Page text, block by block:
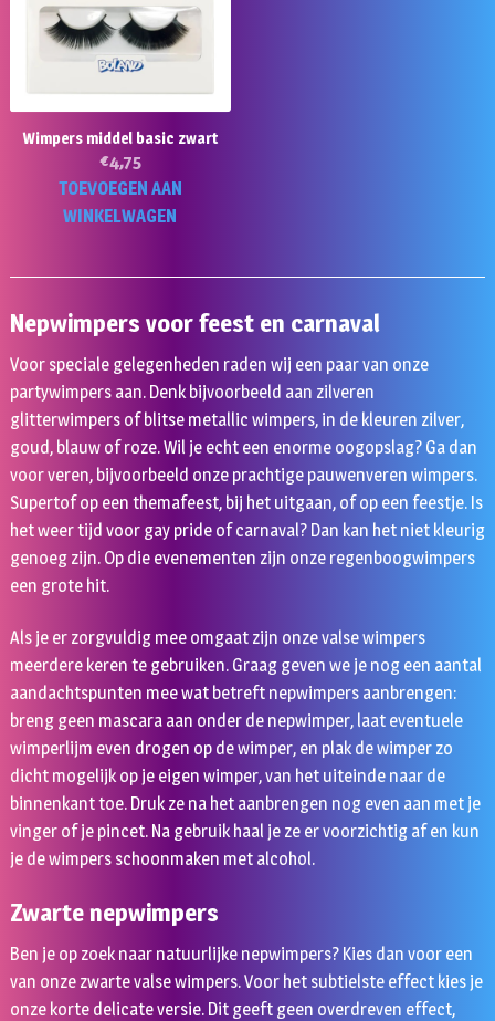
Wimpers middel basic zwart
€4,75
TOEVOEGEN AAN
WINKELWAGEN
Nepwimpers voor feest en carnaval
Voor speciale gelegenheden raden wij een paar van onze
partywimpers aan. Denk bijvoorbeeld aan zilveren
glitterwimpers of blitse metallic wimpers, in de kleuren zilver,
goud, blauw of roze. Wil je echt een enorme oogopslag? Ga dan
voor veren, bijvoorbeeld onze prachtige pauwenveren wimpers.
Supertof op een themafeest, bij het uitgaan, of op een feestje. Is
het weer tijd voor gay pride of carnaval? Dan kan het niet kleurig
genoeg zijn. Op die evenementen zijn onze regenboogwimpers
een grote hit.
Als je er zorgvuldig mee omgaat zijn onze valse wimpers
meerdere keren te gebruiken. Graag geven we je nog een aantal
aandachtspunten mee wat betreft nepwimpers aanbrengen:
breng geen mascara aan onder de nepwimper, laat eventuele
wimperlijm even drogen op de wimper, en plak de wimper zo
dicht mogelijk op je eigen wimper, van het uiteinde naar de
binnenkant toe. Druk ze na het aanbrengen nog even aan met je
vinger of je pincet. Na gebruik haal je ze er voorzichtig af en kun
je de wimpers schoonmaken met alcohol.
Zwarte nepwimpers
Ben je op zoek naar natuurlijke nepwimpers? Kies dan voor een
van onze zwarte valse wimpers. Voor het subtielste effect kies je
onze korte delicate versie. Dit geeft geen overdreven effect,